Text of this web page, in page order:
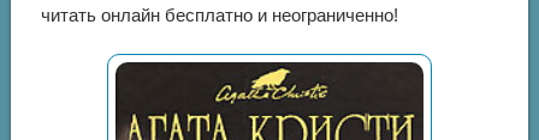
читать онлайн бесплатно и неограниченно!